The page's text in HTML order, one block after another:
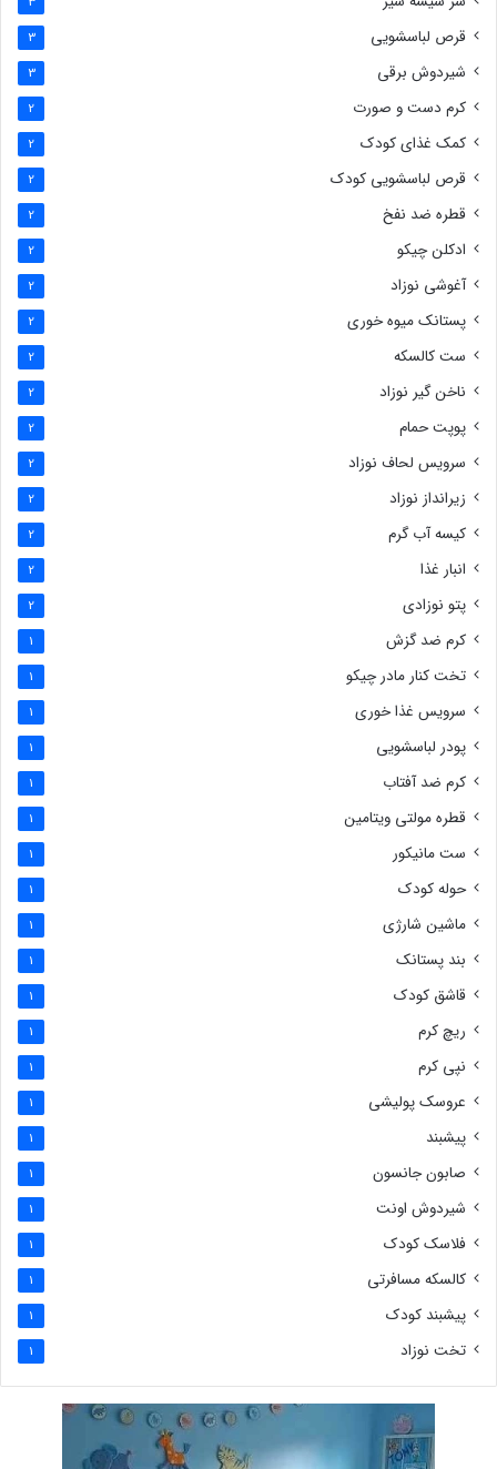
قرص لباسشویی 3
شیردوش برقی 3
کرم دست و صورت 2
کمک غذای کودک 2
قرص لباسشویی کودک 2
قطره ضد نفخ 2
ادکلن چیکو 2
آغوشی نوزاد 2
پستانک میوه خوری 2
ست کالسکه 2
ناخن گیر نوزاد 2
پوپت حمام 2
سرویس لحاف نوزاد 2
زیرانداز نوزاد 2
کیسه آب گرم 2
انبار غذا 2
پتو نوزادی 2
کرم ضد گزش 1
تخت کنار مادر چیکو 1
سرویس غذا خوری 1
پودر لباسشویی 1
کرم ضد آفتاب 1
قطره مولتی ویتامین 1
ست مانیکور 1
حوله کودک 1
ماشین شارژی 1
بند پستانک 1
قاشق کودک 1
ریچ کرم 1
نپی کرم 1
عروسک پولیشی 1
پیشبند 1
صابون جانسون 1
شیردوش اونت 1
فلاسک کودک 1
کالسکه مسافرتی 1
پیشبند کودک 1
تخت نوزاد 1